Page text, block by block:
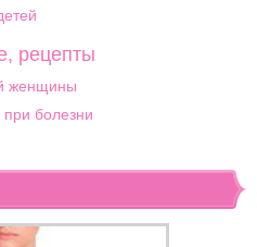
рецепты
женщины
болезни